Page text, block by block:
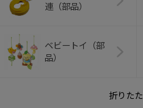
連（部品）
ベビートイ（部
品）